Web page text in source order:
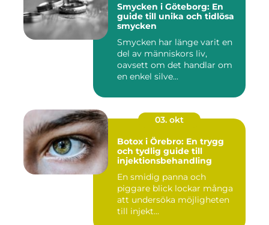
Smycken i Göteborg: En
guide till unika och tidlösa
smycken
Smycken har länge varit en
del av människors liv,
oavsett om det handlar om
en enkel silve...
03. okt
Botox i Örebro: En trygg
och tydlig guide till
injektionsbehandling
En smidig panna och
piggare blick lockar många
att undersöka möjligheten
till injekt...